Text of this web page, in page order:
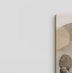
Яскраві,
Стійкість до
Безпечне
Поверхня з
Екологічний